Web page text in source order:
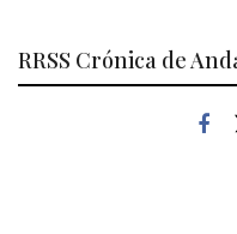
RRSS Crónica de